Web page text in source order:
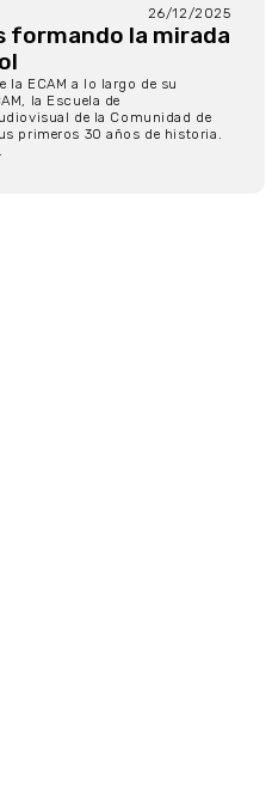
26/12/2025
formando la mirada
la ECAM a lo largo de su
la Escuela de
de la Comunidad de
primeros 30 años de historia.